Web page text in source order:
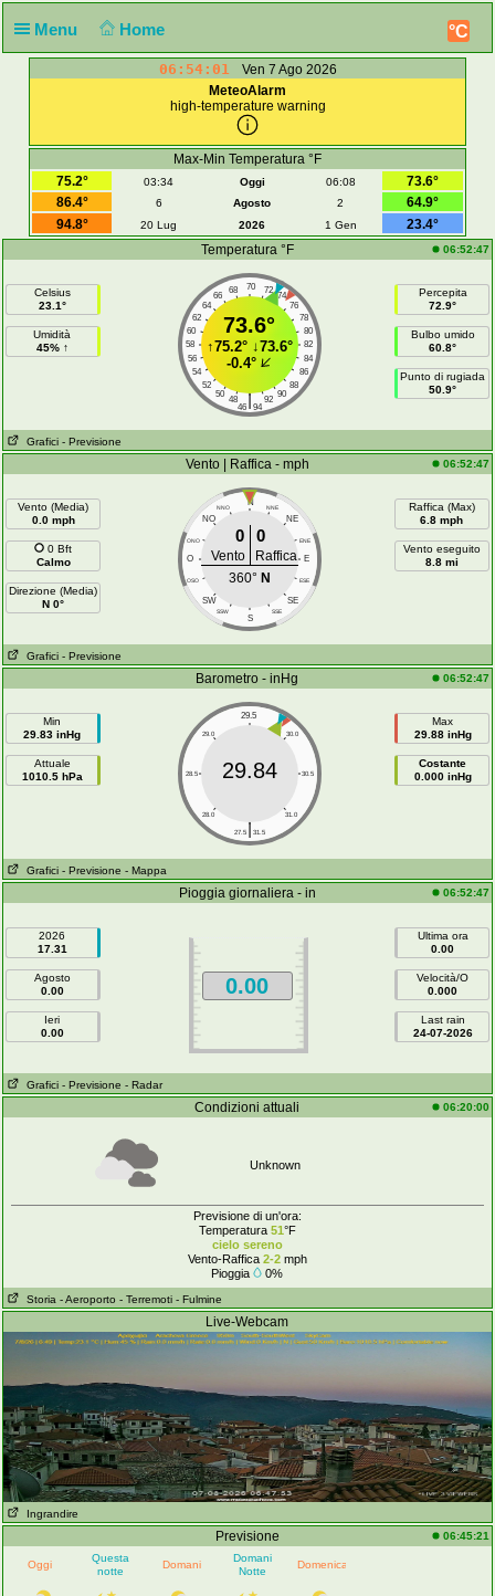
Menu Home °C
06:54:01
Ven 7 Ago 2026
MeteoAlarm
high-temperature warning
Max-Min Temperatura °F
75.2°
03:34 Oggi 06:08
73.6°
86.4°
6 Agosto 2
64.9°
94.8°
20 Lug 2026 1 Gen
23.4°
Temperatura °F
06:52:47
Celsius
23.1°
Umidità
45% ↑
70
68 72
66
74
64
76
62
78
60
80
58
82
56
84
54
86
52
88
50
90
48 92
|
46 94
73.6°
↑75.2°↓73.6°
-0.4°
Percepita
72.9°
Bulbo umido
60.8°
Punto di rugiada
50.9°
Grafici - Previsione
Vento | Raffica - mph 06:52:47
Vento (Media)
0.0 mph
0 Bft
Calmo
Direzione (Media)
N 0°
N
NNO NNE
NO NE
ONO ENE
O E
OSO ESE
SW SE
SSW SSE
S
0 0
Vento
Raffica
360° N
Raffica (Max)
6.8 mph
Vento eseguito
8.8 mi
Grafici - Previsione
Barometro - inHg 06:52:47
Min
29.83 inHg
Attuale
1010.5 hPa
29.5
29.0 30.0
28.5 30.5
28.0 31.0
|
27.5 31.5
29.84
Max
29.88 inHg
Costante
0.000 inHg
Grafici - Previsione - Mappa
Pioggia giornaliera - in 06:52:47
2026
17.31
Agosto
0.00
Ieri
0.00
0.00
Ultima ora
0.00
Velocità/O
0.000
Last rain
24-07-2026
Grafici - Previsione - Radar
Condizioni attuali 06:20:00
Unknown
Previsione di un'ora:
Temperatura 51°F
cielo sereno
Vento-Raffica 2-2mph
Pioggia
0%
Storia - Aeroporto - Terremoti - Fulmine
Live-Webcam
Ingrandire
Previsione 06:45:21
Oggi
Questa
notte
Domani
Domani
Notte
Domenica